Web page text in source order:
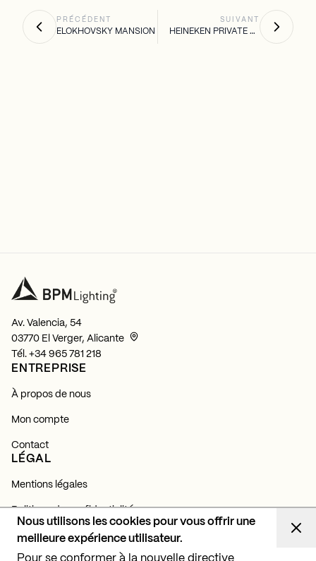
Nous utilisons les cookies pour vous offrir une
meilleure expérience utilisateur.
Pour se conformer à la nouvelle directive
PRÉCÉDENT
ELOKHOVSKY MANSION
SUIVANT
HEINEKEN PRIVATE VILLA
Av. Valencia, 54
03770 El Verger, Alicante
Tél. +34 965 781 218
ENTREPRISE
À propos de nous
Mon compte
Contact
LÉGAL
Mentions légales
Politique de confidentialité
Politique de cookies